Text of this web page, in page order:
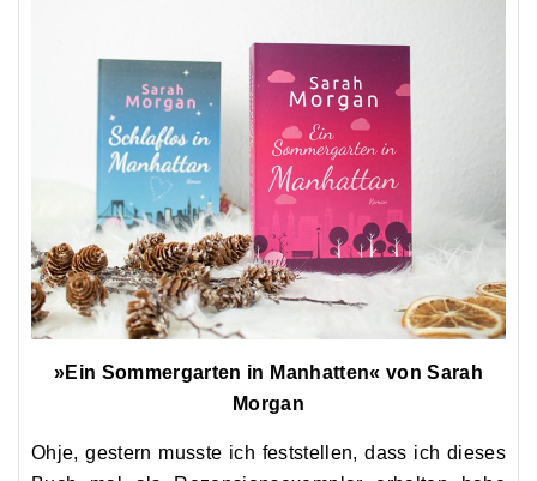
»Ein Sommergarten in Manhatten« von Sarah
Morgan
Ohje, gestern musste ich feststellen, dass ich dieses